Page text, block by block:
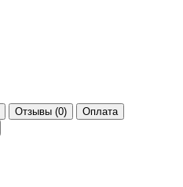
Отзывы (0)
Оплата